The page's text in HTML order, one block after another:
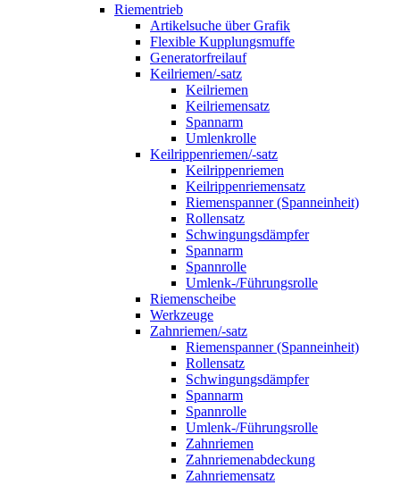
Riementrieb
Artikelsuche über Grafik
Flexible Kupplungsmuffe
Generatorfreilauf
Keilriemen/-satz
Keilriemen
Keilriemensatz
Spannarm
Umlenkrolle
Keilrippenriemen/-satz
Keilrippenriemen
Keilrippenriemensatz
Riemenspanner (Spanneinheit)
Rollensatz
Schwingungsdämpfer
Spannarm
Spannrolle
Umlenk-/Führungsrolle
Riemenscheibe
Werkzeuge
Zahnriemen/-satz
Riemenspanner (Spanneinheit)
Rollensatz
Schwingungsdämpfer
Spannarm
Spannrolle
Umlenk-/Führungsrolle
Zahnriemen
Zahnriemenabdeckung
Zahnriemensatz